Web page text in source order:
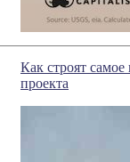
Как строят
проекта